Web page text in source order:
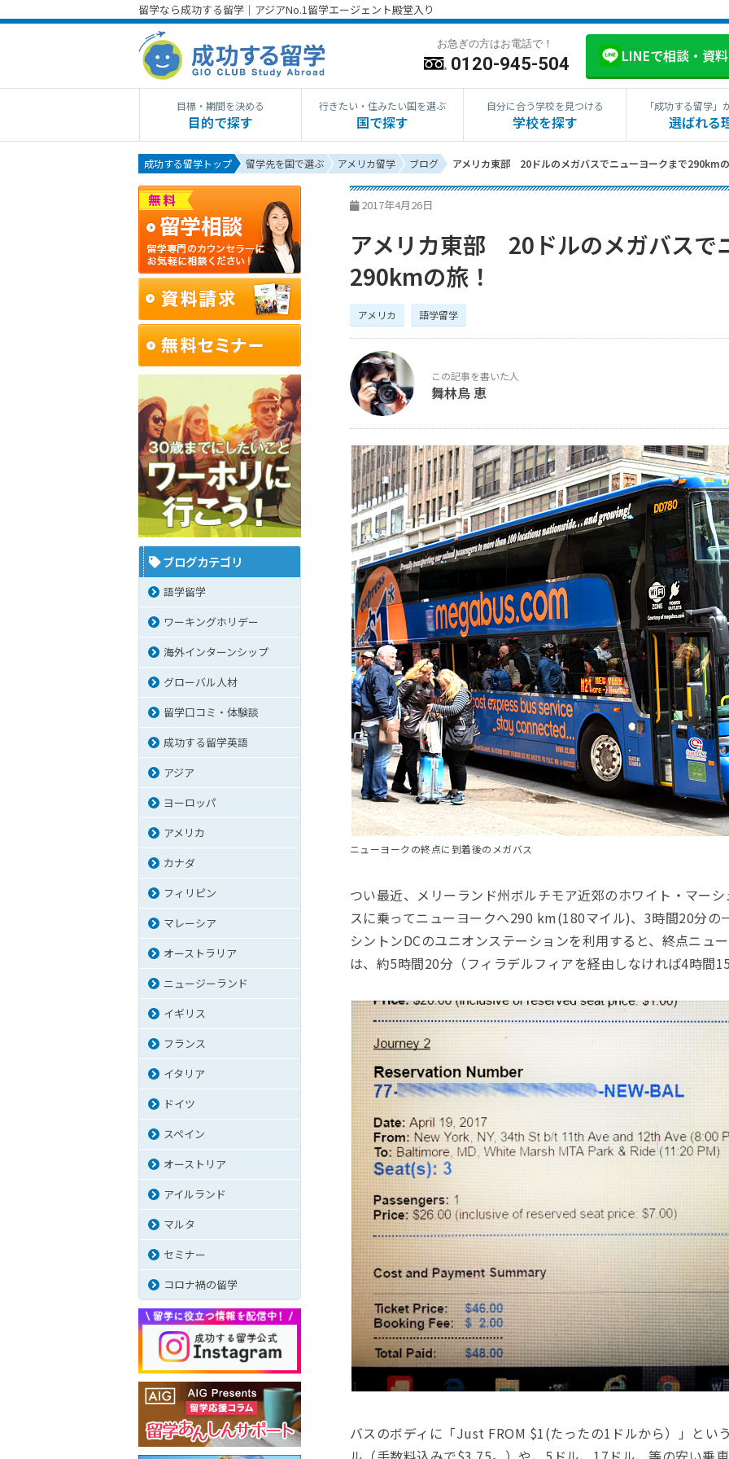
留学なら成功する留学｜アジアNo.1留学エージェント殿堂入り
お急ぎの方はお電話で！
0120-945-504 LINEで相談・資
目標・期間を決める
目的で探す
行きたい・住みたい国を選ぶ
国で探す
自分に合う学校を見つける
学校を探す
「成功する留学」
選ばれる
成功する留学トップ 留学先を国で選ぶ アメリカ留学 ブログ アメリカ東部 20ドルのメガバスでニューヨークまで290km
2017年4月26日
アメリカ東部 20ドルのメガバスで
290kmの旅！
アメリカ 語学留学
舞林鳥 恵
ニューヨークの終点に到着後のメガバス
つい最近、メリーランド州ボルチモア近郊のホワイト・マー
スに乗ってニューヨークへ290 km(180マイル)、3時間20分の
シントンDCのユニオンステーションを利用すると、終点ニュ
は、約5時間20分（フィラデルフィアを経由しなければ4時間
バスのボディに「Just FROM $1(たったの1ドルから）」とい
ブログカテゴリ
語学留学
ワーキングホリデー
海外インターンシップ
グローバル人材
留学口コミ・体験談
成功する留学英語
アジア
ヨーロッパ
アメリカ
カナダ
フィリピン
マレーシア
オーストラリア
ニュージーランド
イギリス
フランス
イタリア
ドイツ
スペイン
オーストリア
アイルランド
マルタ
セミナー
コロナ禍の留学